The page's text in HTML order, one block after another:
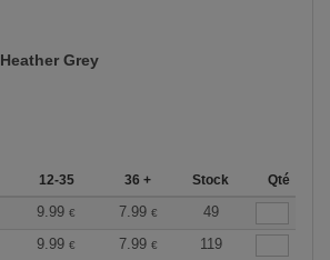
Heather Grey
12-35 36 + Stock Qté
9.99 € 7.99 €
49
9.99 € 7.99 €
119